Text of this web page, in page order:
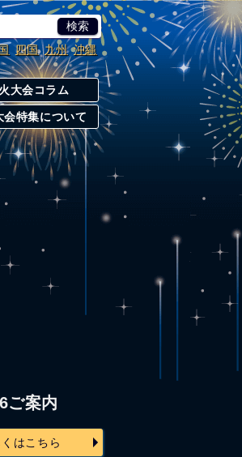
四国 九州 沖縄
大会コラム
会特集について
ご案内
はこちら